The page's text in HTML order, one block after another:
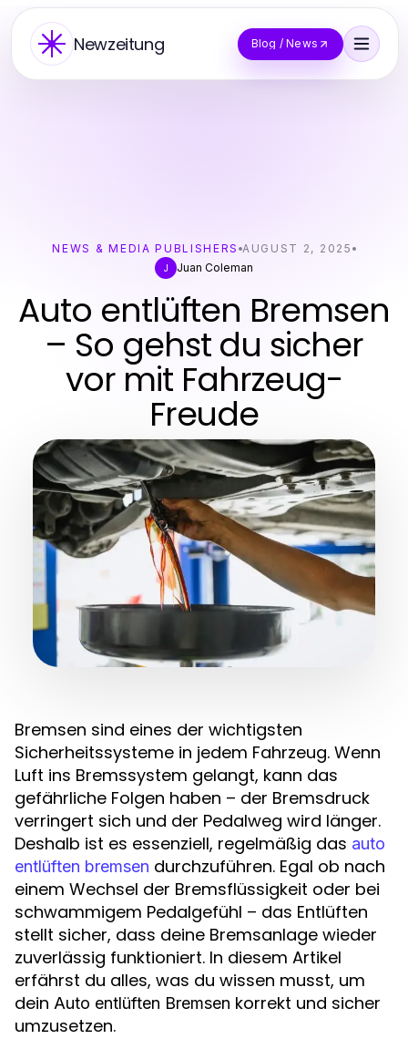
Newzeitung Blog / News
NEWS & MEDIA PUBLISHERS AUGUST 2, 2025
J
Juan Coleman
Auto entlüften Bremsen
– So gehst du sicher
vor mit Fahrzeug-
Freude
Bremsen sind eines der wichtigsten
Sicherheitssysteme in jedem Fahrzeug. Wenn
Luft ins Bremssystem gelangt, kann das
gefährliche Folgen haben – der Bremsdruck
verringert sich und der Pedalweg wird länger.
Deshalb ist es essenziell, regelmäßig das auto
entlüften bremsen durchzuführen. Egal ob nach
einem Wechsel der Bremsflüssigkeit oder bei
schwammigem Pedalgefühl – das Entlüften
stellt sicher, dass deine Bremsanlage wieder
zuverlässig funktioniert. In diesem Artikel
erfährst du alles, was du wissen musst, um
dein Auto entlüften Bremsen korrekt und sicher
umzusetzen.